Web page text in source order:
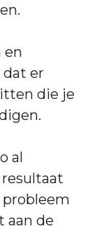
en
er
die je
al
probleem
aan de